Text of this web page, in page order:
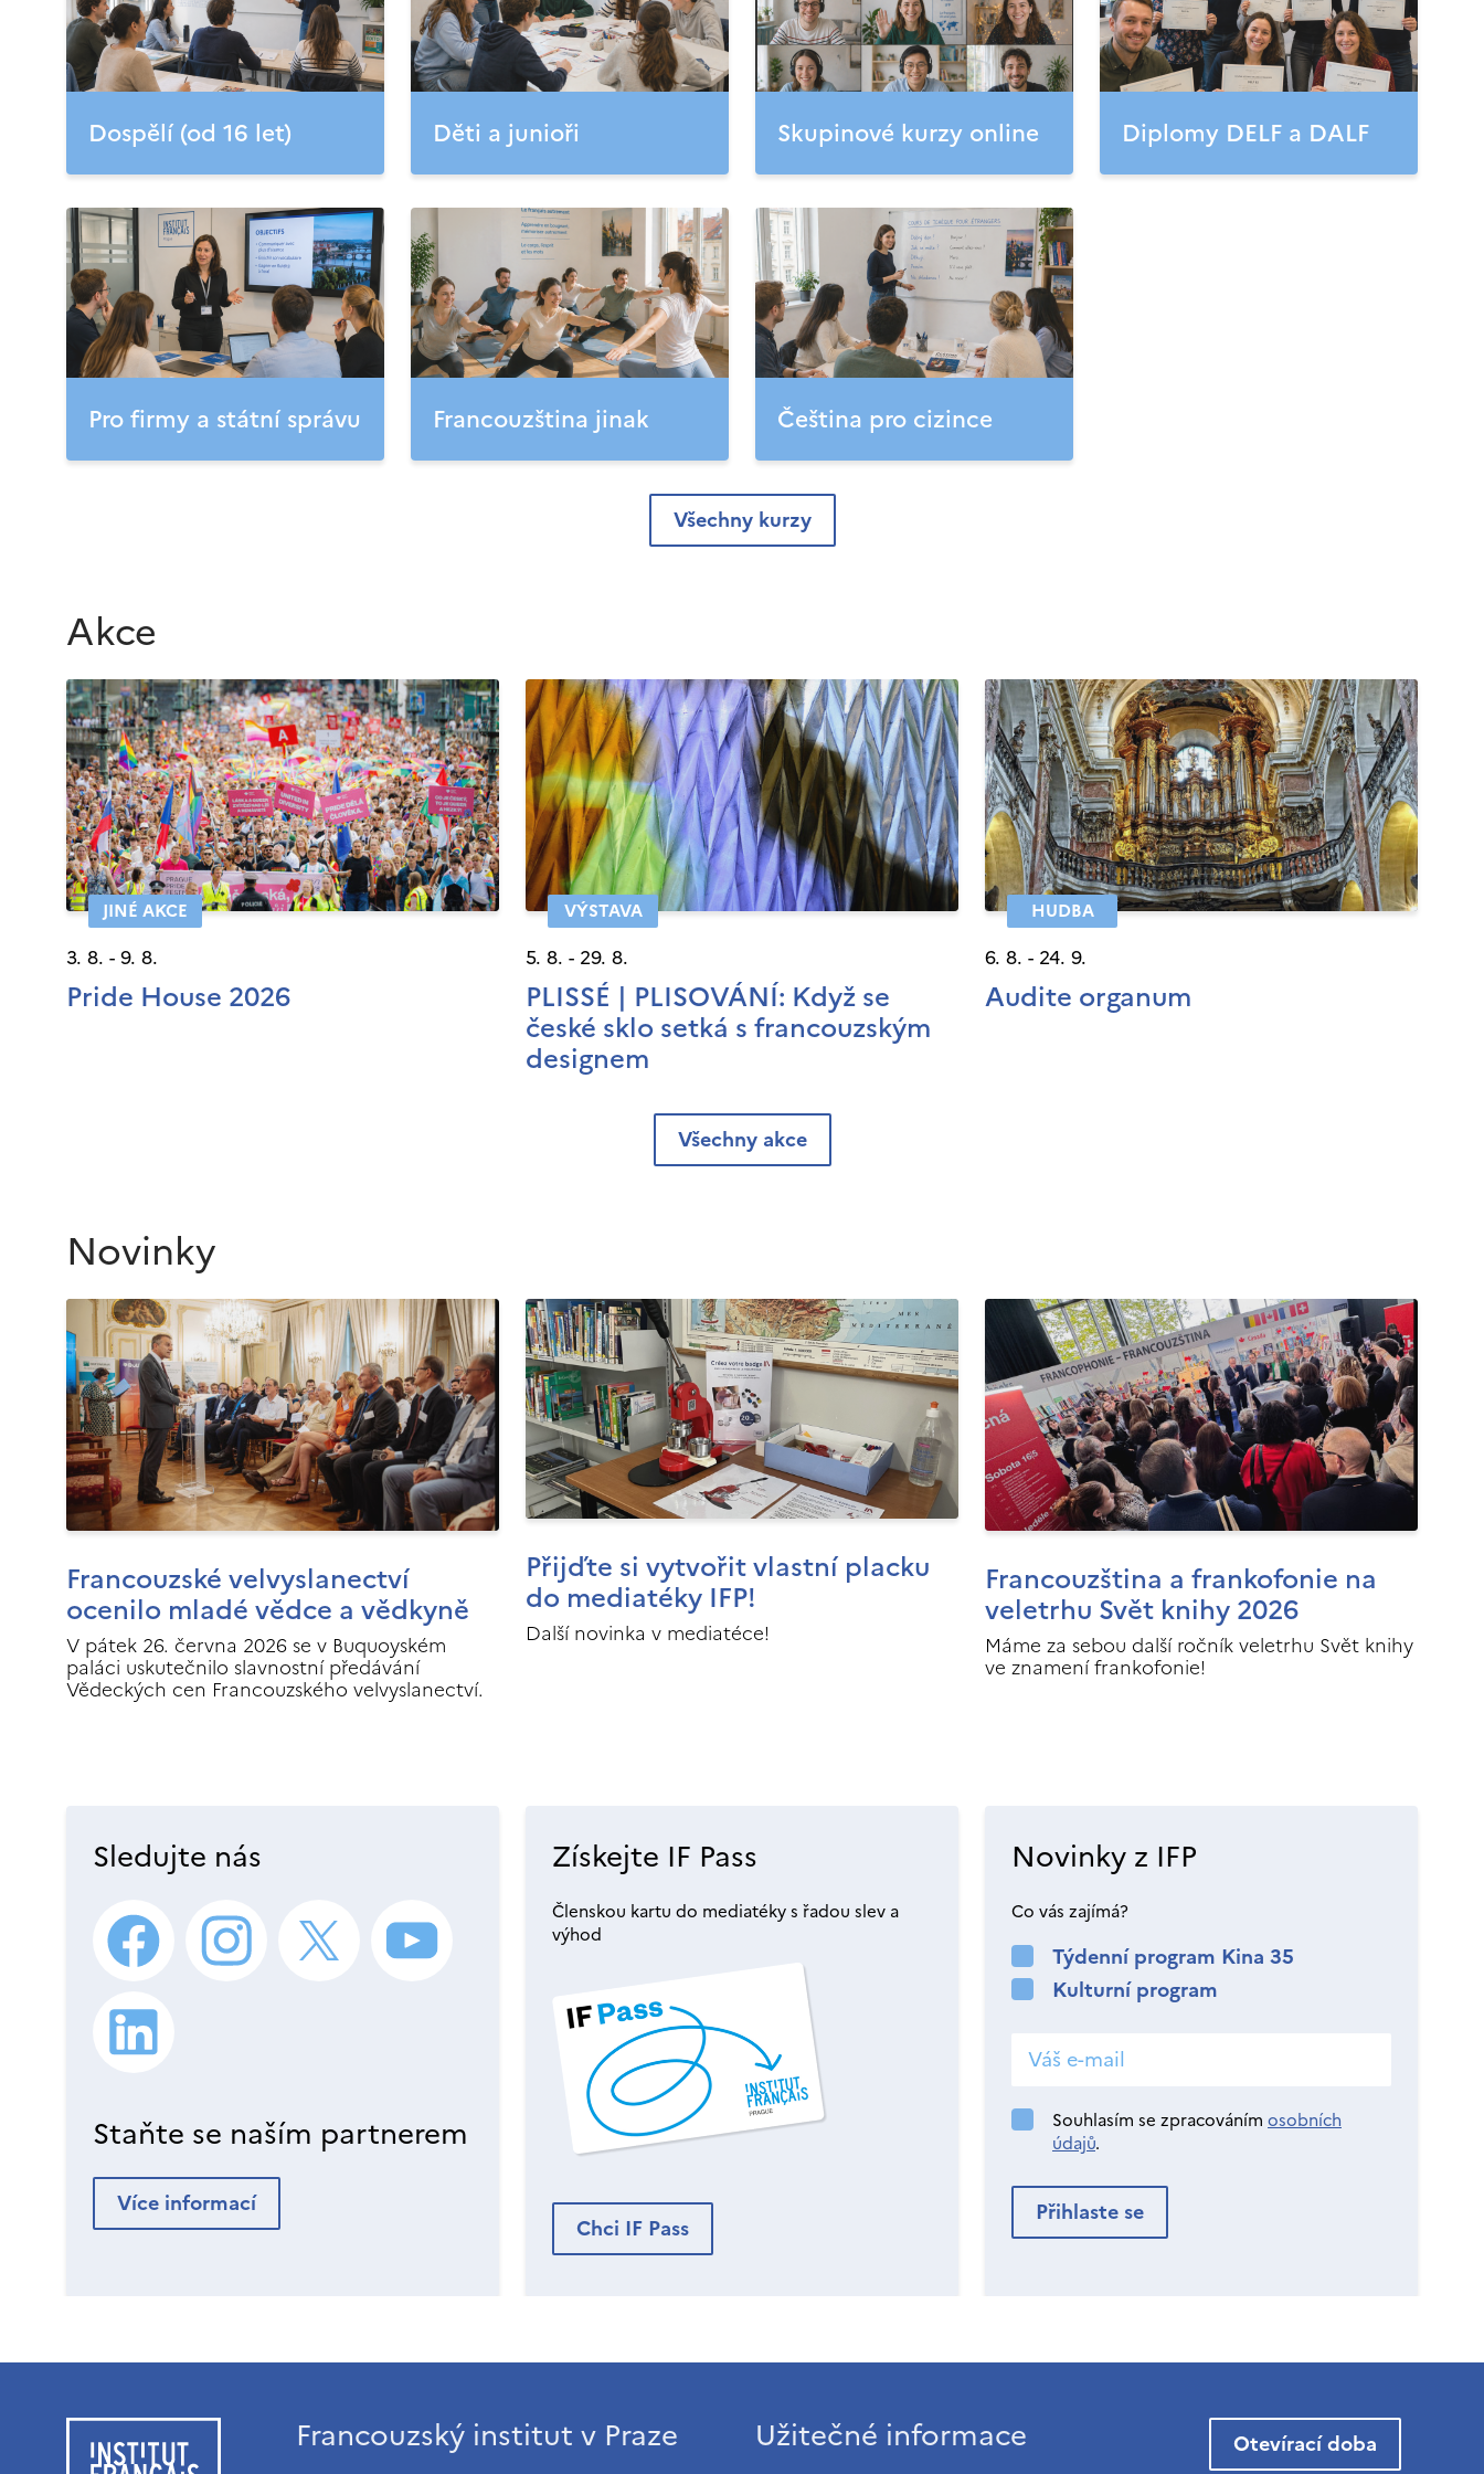
Dospělí (od 16 let) Děti a junioři Skupinové kurzy online Diplomy DELF a DALF
Pro firmy a státní správu Francouzština jinak Čeština pro cizince
Všechny kurzy
Akce
JINÉ AKCE
3. 8. - 9. 8.
Pride House 2026
VÝSTAVA
5. 8. - 29. 8.
PLISSÉ | PLISOVÁNÍ: Když se
české sklo setká s francouzským
designem
HUDBA
6. 8. - 24. 9.
Audite organum
Všechny akce
Novinky
Francouzské velvyslanectví
ocenilo mladé vědce a vědkyně
V pátek 26. června 2026 se v Buquoyském
paláci uskutečnilo slavnostní předávání
Vědeckých cen Francouzského velvyslanectví.
Přijďte si vytvořit vlastní placku
do mediatéky IFP!
Další novinka v mediatéce!
Francouzština a frankofonie na
veletrhu Svět knihy 2026
Máme za sebou další ročník veletrhu Svět knihy
ve znamení frankofonie!
Sledujte nás
Staňte se naším partnerem
Více informací
Získejte IF Pass
Členskou kartu do mediatéky s řadou slev a
výhod
Chci IF Pass
Novinky z IFP
Co vás zajímá?
Týdenní program Kina 35
Kulturní program
Souhlasím se zpracováním osobních
údajů.
Francouzský institut v Praze Užitečné informace Otevírací doba